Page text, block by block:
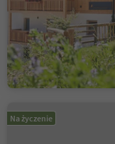
Na życzenie